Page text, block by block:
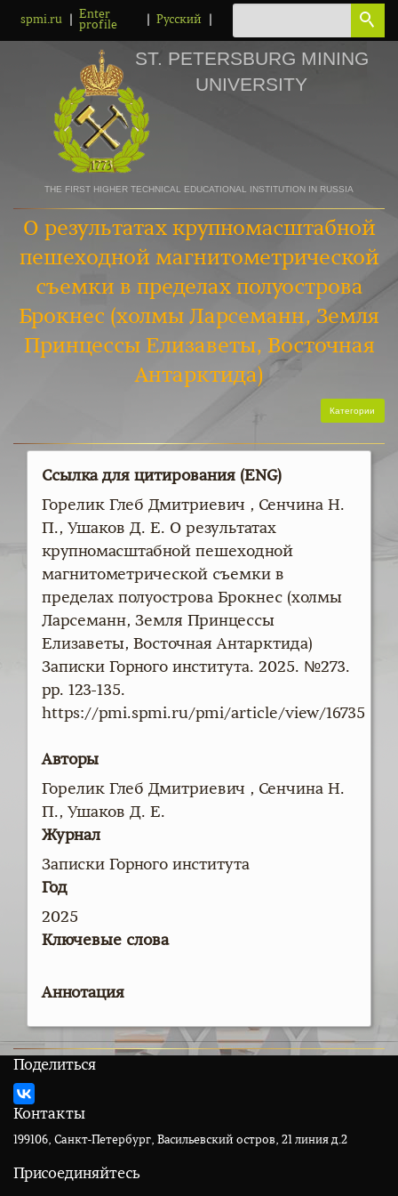
spmi.ru
Enter
profile
Русский
ST. PETERSBURG MINING
UNIVERSITY
THE FIRST HIGHER TECHNICAL EDUCATIONAL INSTITUTION IN RUSSIA
О результатах крупномасштабной
пешеходной магнитометрической
съемки в пределах полуострова
Брокнес (холмы Ларсеманн, Земля
Принцессы Елизаветы, Восточная
Антарктида)
Категории
Ссылка для цитирования (ENG)
Горелик Глеб Дмитриевич , Сенчина Н.
П., Ушаков Д. Е. О результатах
крупномасштабной пешеходной
магнитометрической съемки в
пределах полуострова Брокнес (холмы
Ларсеманн, Земля Принцессы
Елизаветы, Восточная Антарктида)
Записки Горного института. 2025. №273.
pp. 123-135.
https://pmi.spmi.ru/pmi/article/view/16735
Авторы
Горелик Глеб Дмитриевич , Сенчина Н.
П., Ушаков Д. Е.
Журнал
Записки Горного института
Год
2025
Ключевые слова
Аннотация
Поделиться
Контакты
199106, Санкт-Петербург, Васильевский остров, 21 линия д.2
Присоединяйтесь